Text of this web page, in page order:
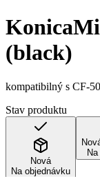
(black)
kompatibilný s CF-
Stav produktu
Nová
Na objednávku